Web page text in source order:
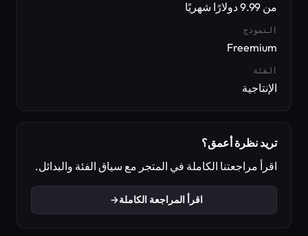
من 9.99 دولارًا شهريًا
النموذج
Freemium
الفئة
الإنتاجية
تريد نظرة أعمق؟
اقرأ مراجعتنا الكاملة في المتجر مع سياق الفئة والبدائل.
اقرأ المراجعة الكاملة→